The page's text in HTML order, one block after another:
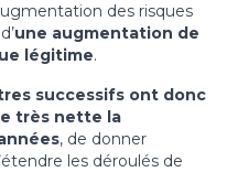
des risques
une augmentation de
légitime.
successifs ont donc
très nette la
, de donner
les déroulés de